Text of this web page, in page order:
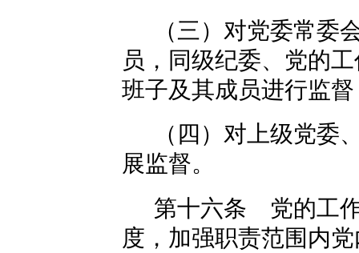
（三）对党委常委
员，同级纪委、党的
班子及其成员进行监
（四）对上级党委
展监督。
第十六条 党的工
度，加强职责范围内